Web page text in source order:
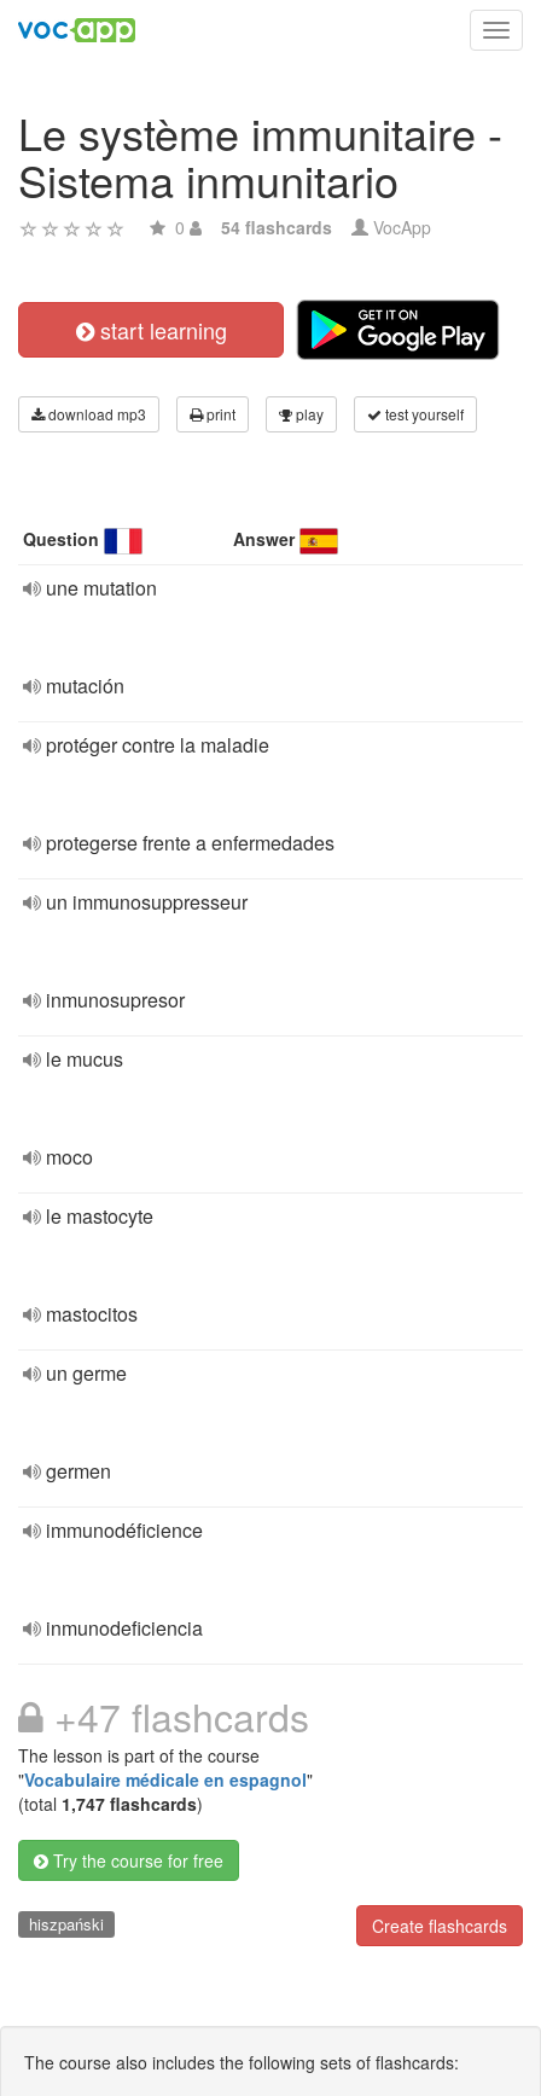
Le système immunitaire -
Sistema inmunitario
0 54 flashcards VocApp
start learning
download mp3 print play test yourself
Question Answer
une mutation
mutación
protéger contre la maladie
protegerse frente a enfermedades
un immunosuppresseur
inmunosupresor
le mucus
moco
le mastocyte
mastocitos
un germe
germen
immunodéficience
inmunodeficiencia
+47 flashcards
The lesson is part of the course
"Vocabulaire médicale en espagnol"
(total 1,747 flashcards)
Try the course for free
Create flashcards
hiszpański
The course also includes the following sets of flashcards: